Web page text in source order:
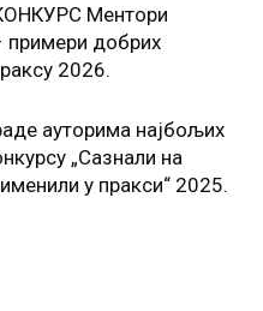
Ментори
примери добрих
2026.
ауторима најбољих
„Сазнали на
у пракси“ 2025.